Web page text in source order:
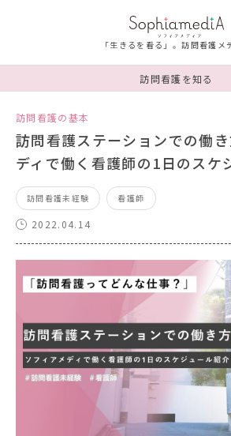
「生きるを看る」。訪問看護メ
人を知る
漫画
お悩み相談
ソフィアメディを知る
連載
ソフィアメディアについて
訪問看護ステーション一覧
訪問看護を知る
訪問看護の基本
訪問看護ステーションでの働
ディで働く看護師の1日のスケ
訪問看護未経験 看護師
2022.04.14